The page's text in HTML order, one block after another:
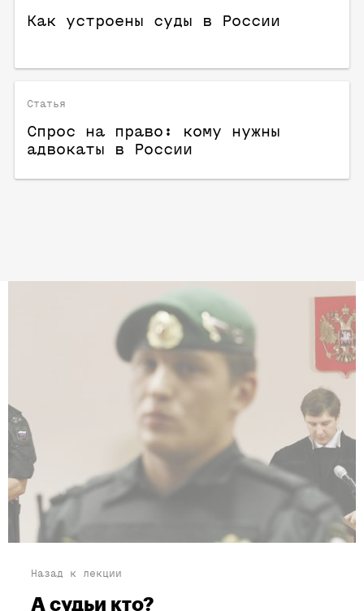
Как устроены суды в России
Статья
Спрос на право: кому нужны
адвокаты в России
Назад к лекции
А судьи кто?